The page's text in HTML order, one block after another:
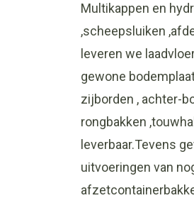
Multikappen en
,scheepsluiken
leveren we
gewone
zijborden , achter-
rongbakken
leverbaar.Tevens
uitvoeringen van